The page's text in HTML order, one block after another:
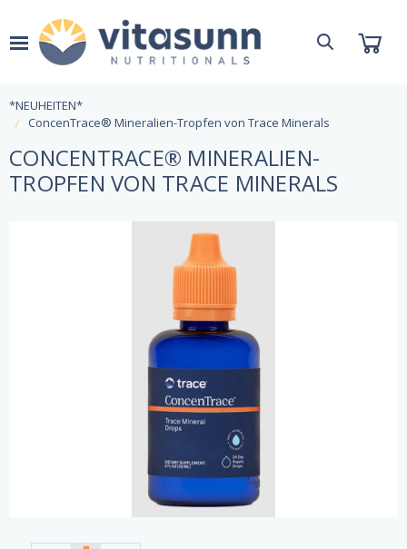
*NEUHEITEN*
ConcenTrace® Mineralien-Tropfen von Trace Minerals
CONCENTRACE® MINERALIEN-
TROPFEN VON TRACE MINERALS